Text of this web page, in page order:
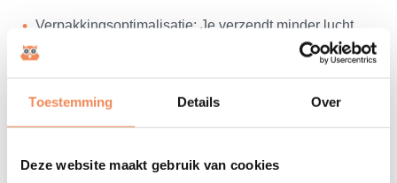
Toestemming Details Over
Deze website maakt gebruik van cookies
​Verpakkingsoptimalisatie: Je verzendt minder lucht,
bespaart op opvulmateriaal en verlaagt jouw CO2-
Voorbereid op de
PPWR: Met betrouwbare
verpakkingsmateriaal.